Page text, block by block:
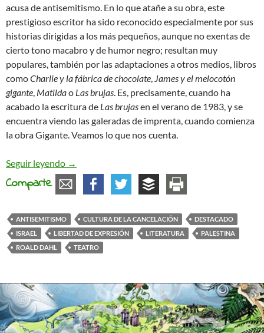
acusa de antisemitismo. En lo que atañe a su obra, este
prestigioso escritor ha sido reconocido especialmente por sus
historias dirigidas a los más pequeños, aunque no exentas de
cierto tono macabro y de humor negro; resultan muy
populares, también por las adaptaciones a otros medios, libros
comoCharlie y la fábrica de chocolate, James y el melocotón
gigante, Matildao Las brujas. Es, precisamente, cuando ha
acabado la escritura de Las brujasen el verano de 1983, y se
encuentra viendo las galeradas de imprenta, cuando comienza
la obra Gigante. Veamos lo que nos cuenta.
Seguir leyendo La obra «Gigante», Roald Dahl y el antisemitismo
→
Comparte
ANTISEMITISMO CULTURA DE LA CANCELACIÓN
DESTACADO
ISRAEL
LIBERTAD DE EXPRESIÓN LITERATURA
PALESTINA
ROALD DAHL
TEATRO